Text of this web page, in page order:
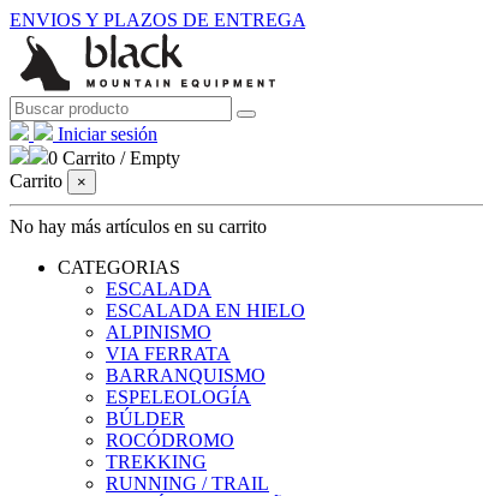
ENVIOS Y PLAZOS DE ENTREGA
Iniciar sesión
0 Carrito /Empty
Carrito
×
No hay más artículos en su carrito
CATEGORIAS
ESCALADA
ESCALADA EN HIELO
ALPINISMO
VIA FERRATA
BARRANQUISMO
ESPELEOLOGÍA
BÚLDER
ROCÓDROMO
TREKKING
RUNNING / TRAIL